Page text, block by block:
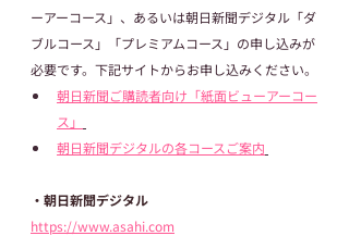
ーアーコース」、あるいは朝日新聞デジタル「ダ
ブルコース」「プレミアムコース」の申し込みが
必要です。下記サイトからお申し込みください。
朝日新聞ご購読者向け「紙面ビューアーコー
ス」
朝日新聞デジタルの各コースご案内
・朝日新聞デジタル
https://www.asahi.com